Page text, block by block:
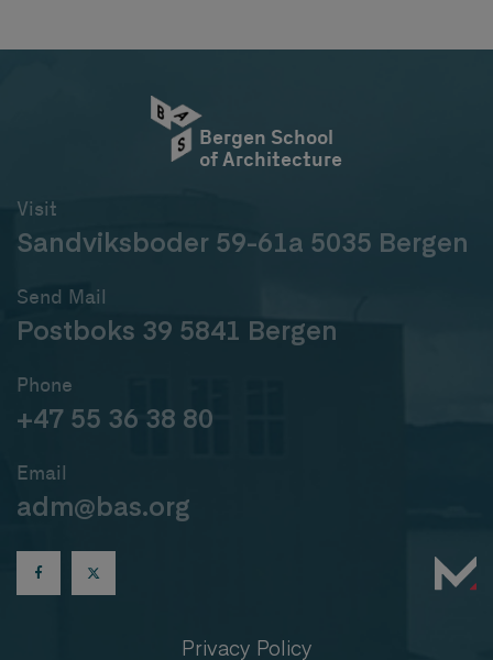
Bergen School
of Architecture
Visit
Sandviksboder 59-61a 5035 Bergen
Send Mail
Postboks 39 5841 Bergen
Phone
+47 55 36 38 80
Email
adm@bas.org
Privacy Policy